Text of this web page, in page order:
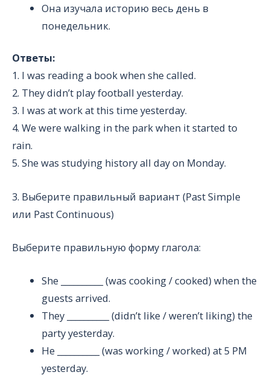
Она изучала историю весь день в
понедельник.
Ответы:
1. I was reading a book when she called.
2. They didn’t play football yesterday.
3. I was at work at this time yesterday.
4. We were walking in the park when it started to
rain.
5. She was studying history all day on Monday.
3. Выберите правильный вариант (Past Simple
или Past Continuous)
Выберите правильную форму глагола:
She __________ (was cooking / cooked) when the
guests arrived.
They __________ (didn’t like / weren’t liking) the
party yesterday.
He __________ (was working / worked) at 5 PM
yesterday.